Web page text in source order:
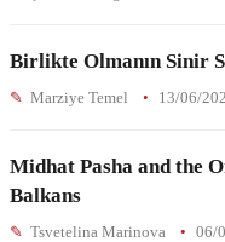
Birlikte Olmanın Sinir
Marziye Temel 13/06/
Midhat Pasha and the
Balkans
Tsvetelina Marinova 06/